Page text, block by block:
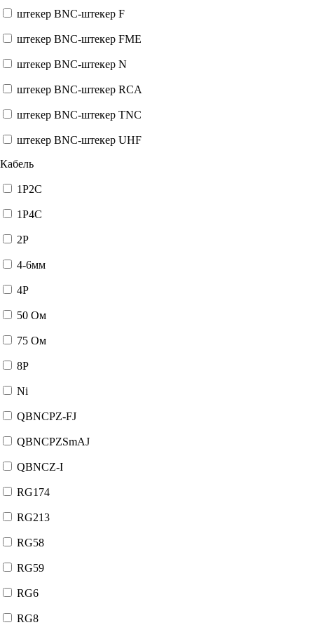
штекер BNC-штекер F
штекер BNC-штекер FME
штекер BNC-штекер N
штекер BNC-штекер RCA
штекер BNC-штекер TNC
штекер BNC-штекер UHF
Кабель
1P2C
1P4C
2P
4-6мм
4P
50 Ом
75 Ом
8P
Ni
QBNCPZ-FJ
QBNCPZSmAJ
QBNCZ-I
RG174
RG213
RG58
RG59
RG6
RG8